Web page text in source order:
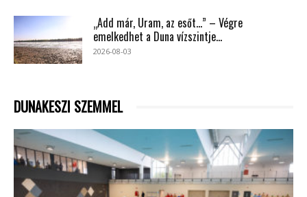
„Add már, Uram, az esőt…” – Végre
emelkedhet a Duna vízszintje...
2026-08-03
DUNAKESZI SZEMMEL